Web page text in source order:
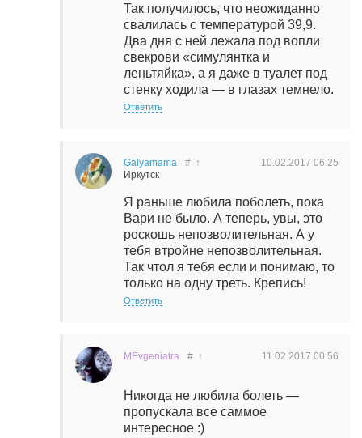
Так получилось, что неожиданно
свалилась с температурой 39,9.
Два дня с ней лежала под вопли
свекрови «симулянтка и
леньтяйка», а я даже в туалет под
стенку ходила — в глазах темнело.
Ответить
Galyamama
Иркутск
10.02.2017 06:25
# ↑
Я раньше любила поболеть, пока
Вари не было. А теперь, увы, это
роскошь непозволительная. А у
тебя втройне непозволительная.
Так чтол я тебя если и понимаю, то
только на одну треть. Крепись!
Ответить
MEvgeniatra 11.02.2017 00:56
# ↑
Никогда не любила болеть —
пропускала все саммое
интересное :)